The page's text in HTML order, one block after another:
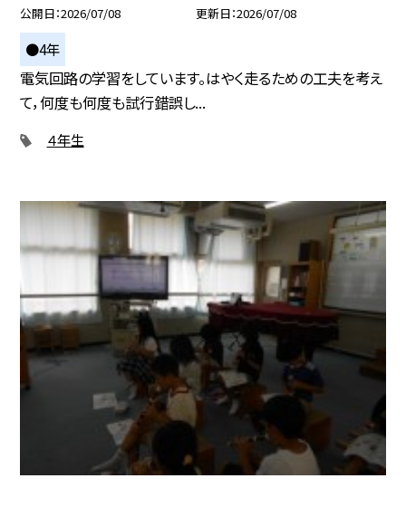
公開日 2026/07/08 更新日 2026/07/08
●4年
電気回路の学習をしています。はやく走るための工夫を考え
て，何度も何度も試行錯誤し...
４年生